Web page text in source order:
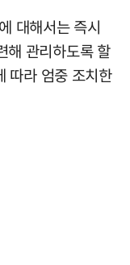
대해서는 즉시
해 관리하도록 할
따라 엄중 조치한